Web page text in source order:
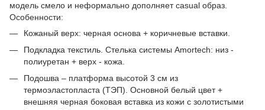
модель смело и неформально дополняет casual образ.
Особенности:
Кожаный верх: черная основа + коричневые вставки.
Подкладка текстиль. Стелька системы Amortech: низ -
полиуретан + верх - кожа.
Подошва – платформа высотой 3 см из
термоэластопласта (ТЭП). Основной белый цвет +
внешняя черная боковая вставка из кожи с золотистыми